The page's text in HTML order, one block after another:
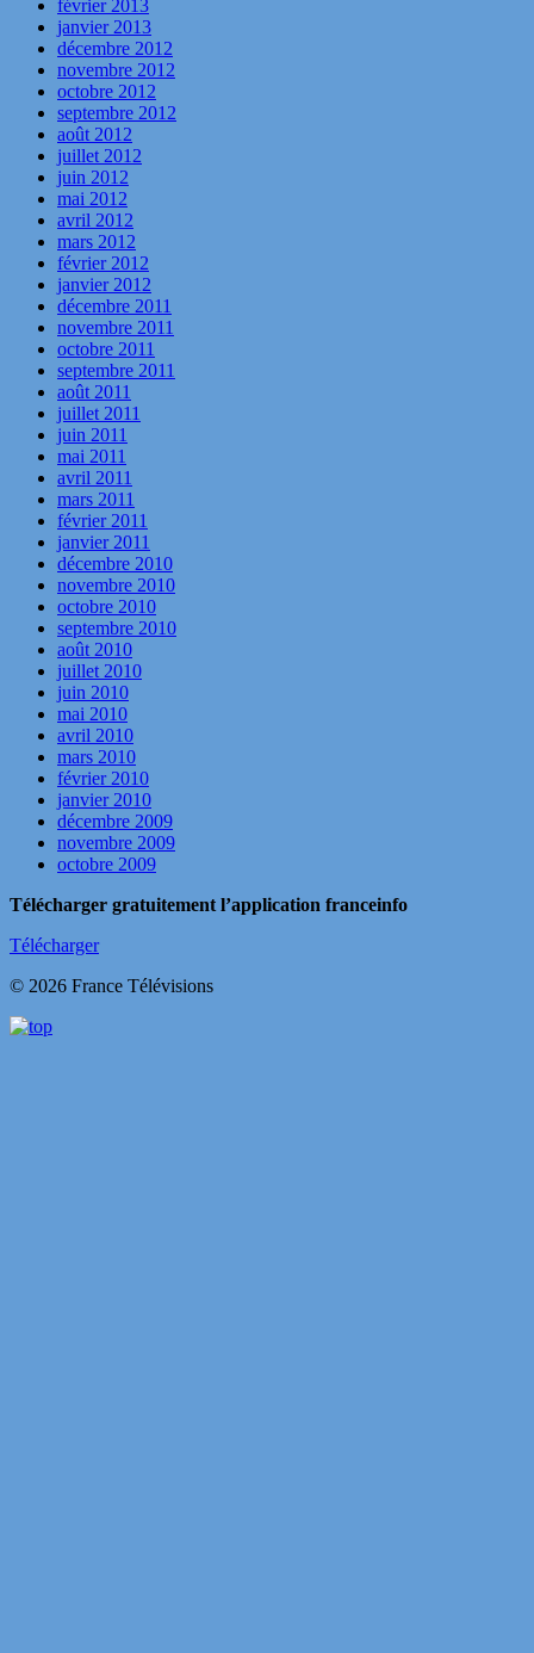
février 2013
janvier 2013
décembre 2012
novembre 2012
octobre 2012
septembre 2012
août 2012
juillet 2012
juin 2012
mai 2012
avril 2012
mars 2012
février 2012
janvier 2012
décembre 2011
novembre 2011
octobre 2011
septembre 2011
août 2011
juillet 2011
juin 2011
mai 2011
avril 2011
mars 2011
février 2011
janvier 2011
décembre 2010
novembre 2010
octobre 2010
septembre 2010
août 2010
juillet 2010
juin 2010
mai 2010
avril 2010
mars 2010
février 2010
janvier 2010
décembre 2009
novembre 2009
octobre 2009
Télécharger gratuitement l’application franceinfo
Télécharger
© 2026 France Télévisions